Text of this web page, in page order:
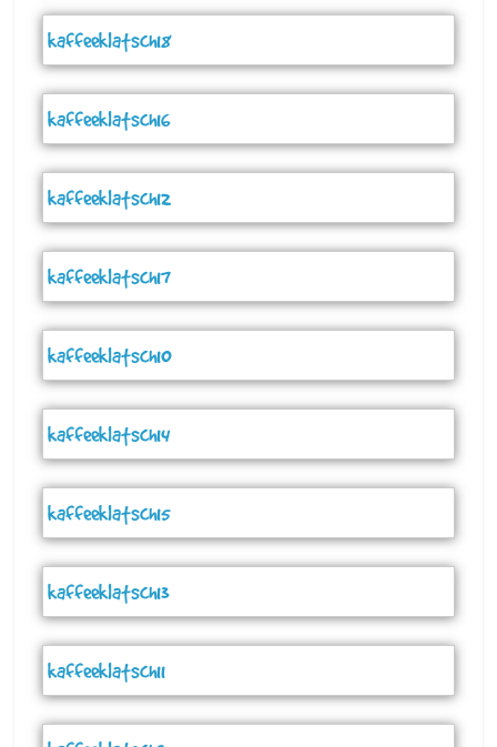
kaffeeklatsch18
kaffeeklatsch16
kaffeeklatsch12
kaffeeklatsch17
kaffeeklatsch10
kaffeeklatsch14
kaffeeklatsch15
kaffeeklatsch13
kaffeeklatsch11